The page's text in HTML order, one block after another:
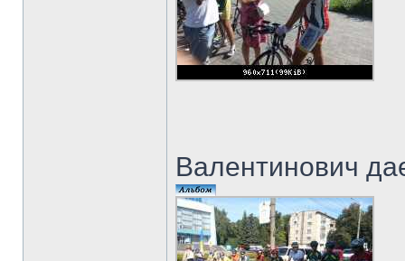
Валентинович